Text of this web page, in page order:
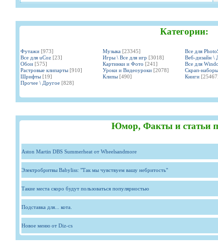
Категории:
Футажи [973] Музыка [23345]
Все для
Все для uCoz [23] Игры \ Все для игр [3018]
Веб-дизайн \
Обои [575] Картинки и Фото [241]
Все для
Растровые клипарты [910] Уроки и Видеоуроки [2078]
Скрап-наборы
Шрифты [19] Клипы [490] Книги
Прочее \ Другое [828]
Юмор, Факты и статьи
Aston Martin DBS Summerheat от Wheelsandmore
Электробритвы Babyliss: "Так мы чувствуем вашу небритость"
Такие места скоро будут пользоваться популярностью
Подставка для... кота.
Новое меню от Diz-cs